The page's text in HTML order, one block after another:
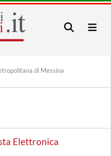
di Messina
Elettronica